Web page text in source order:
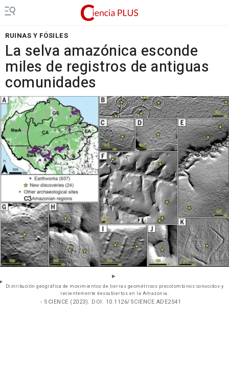
RUINAS Y FÓSILES
La selva amazónica esconde
miles de registros de antiguas
comunidades
Distribución geográfica de movimientos de tierras geométricos precolombinos conocidos y
recientemente descubiertos en la Amazonia.
- SCIENCE (2023). DOI: 10.1126/SCIENCE.ADE2541